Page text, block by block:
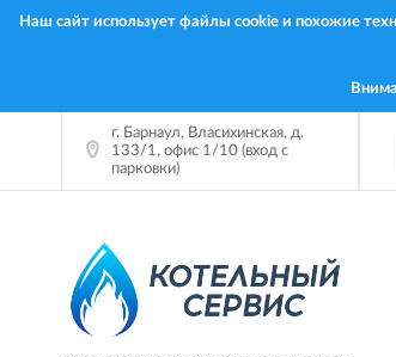
Наш сайт использует файлы cookie и похожие
г. Барнаул, Власихинская, д.
133/1, офис 1/10 (вход с
парковки)